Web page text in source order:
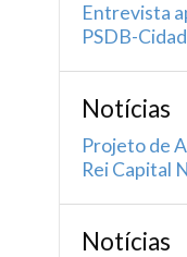
Entrevista
PSDB-
Notícias
Projeto de
Rei Capital
Notícias